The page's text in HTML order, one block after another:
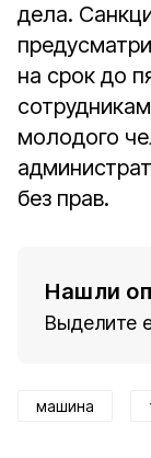
дела.
на срок до
молодого
без прав.
Нашли
Выделите
машина